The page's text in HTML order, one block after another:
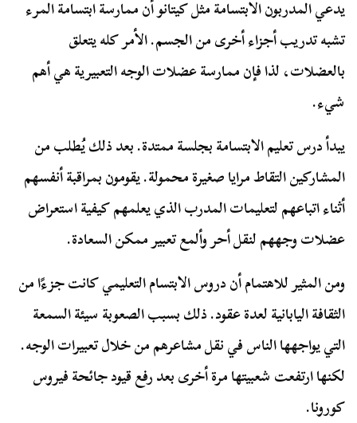
يدعي المدربون الابتسامة مثل كيتانو أن ممارسة ابتسامة المرء
تشبه تدريب أجزاء أخرى من الجسم. الأمر كله يتعلق
بالعضلات، لذا فإن ممارسة عضلات الوجه التعبيرية هي أهم
شيء.
يبدأ درس تعليم الابتسامة بجلسة ممتدة. بعد ذلك يُطلب من
المشاركين التقاط مرايا صغيرة محمولة. يقومون بمراقبة أنفسهم
أثناء اتباعهم لتعليمات المدرب الذي يعلمهم كيفية استعراض
عضلات وجههم لنقل أحر وألمع تعبير ممكن السعادة.
ومن المثير للاهتمام أن دروس الابتسام التعليمي كانت جزءًا من
الثقافة اليابانية لعدة عقود. ذلك بسبب الصعوبة سيئة السمعة
التي يواجهها الناس في نقل مشاعرهم من خلال تعبيرات الوجه.
لكنها ارتفعت شعبيتها مرة أخرى بعد رفع قيود جائحة فيروس
كورونا.